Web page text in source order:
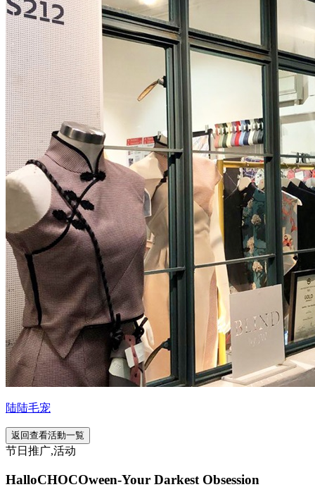
陆陆毛宠
返回查看活動一覧
节日推广,活动
HalloCHOCOween-Your Darkest Obsession